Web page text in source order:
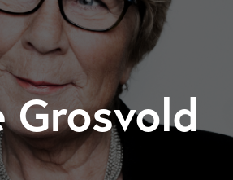
Grosvold